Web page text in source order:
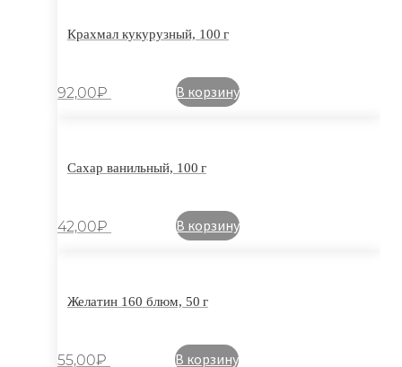
Крахмал кукурузный, 100 г
92,00₽ В корзину
Сахар ванильный, 100 г
42,00₽ В корзину
Желатин 160 блюм, 50 г
55,00₽ В корзину